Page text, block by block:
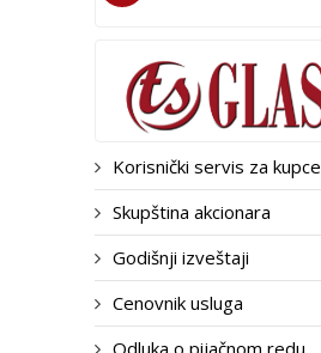
Korisnički servis za kupce
Skupština akcionara
Godišnji izveštaji
Cenovnik usluga
Odluka o pijačnom redu